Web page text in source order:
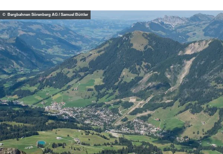
© Bergbahnen Sörenberg AG / Samuel Büttler